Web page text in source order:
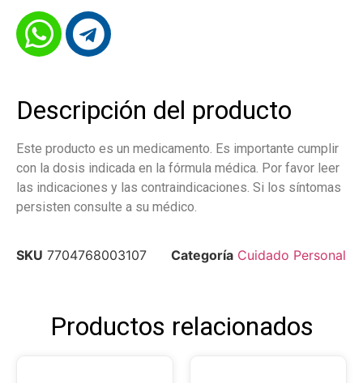
Descripción del producto
Este producto es un medicamento. Es importante cumplir
con la dosis indicada en la fórmula médica. Por favor leer
las indicaciones y las contraindicaciones. Si los síntomas
persisten consulte a su médico.
SKU 7704768003107 Categoría Cuidado Personal
Productos relacionados